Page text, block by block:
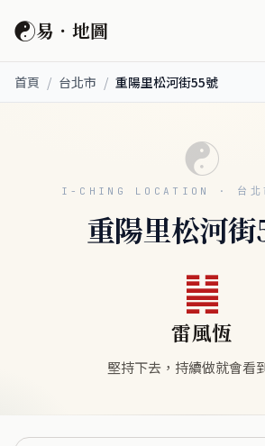
☯易．地圖
首頁 / 台北市 / 重陽里松河街55號
☯
I-CHING LOCATION · 台北
重陽里松河
䷟
雷風恆
堅持下去，持續做就會看